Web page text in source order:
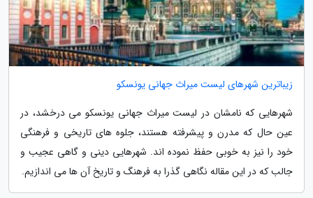
زیباترین شهرهای لیست میراث جهانی یونسکو
شهرهایی که نامشان در لیست میراث جهانی یونسکو می درخشد، در
عین حال که مدرن و پیشرفته هستند، جلوه های تاریخی و فرهنگی
خود را نیز به خوبی حفظ نموده اند. شهرهایی دینی و گاهی عجیب و
جالب که در این مقاله نگاهی گذرا به فرهنگ و تاریخ آن ها می اندازیم.